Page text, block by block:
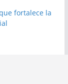
que fortalece la